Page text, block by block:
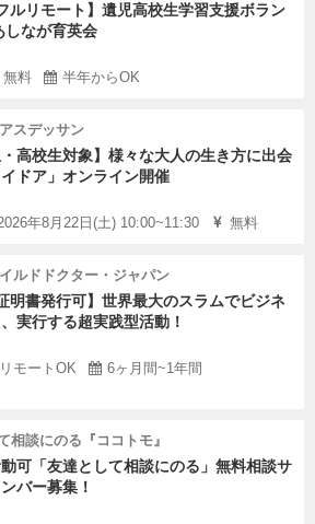
ルリモート】遺児高校生学習支援ボラン
しなが育英会
無料 半年からOK
スデッサン
・高校生対象】様々な大人の生き方に出会
ドア」オンライン開催
年8月22日(土) 10:00~11:30 無料
ルドドクター・ジャパン
明書発行可】世界最大のスラムでビジネ
実行する超実践型活動！
モートOK
6ヶ月間~1年間
相談にのる『ココトモ』
可「友達として相談にのる」無料相談サ
バー募集！